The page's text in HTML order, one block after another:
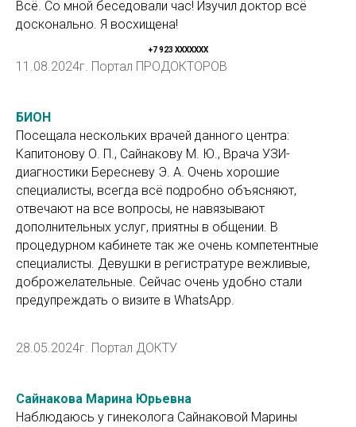
Всё. Со мной беседовали час! Изучил доктор всё
досконально. Я восхищена!
+7 923 ХХXXXXX
11.08.2024г. Портал ПРОДОКТОРОВ
БИОН
Посещала нескольких врачей данного центра:
Капитонову О. П., Сайнакову М. Ю., Врача УЗИ-
диагностики Бересневу Э. А. Очень хорошие
специалисты, всегда всё подробно объясняют,
отвечают на все вопросы, не навязывают
дополнительных услуг, приятны в общении. В
процедурном кабинете так же очень компетентные
специалисты. Девушки в регистратуре вежливые,
доброжелательные. Сейчас очень удобно стали
предупреждать о визите в WhatsApp.
28.05.2024г. Портал ДОКТУ
Сайнакова Марина Юрьевна
Наблюдаюсь у гинеколога Сайнаковой Марины